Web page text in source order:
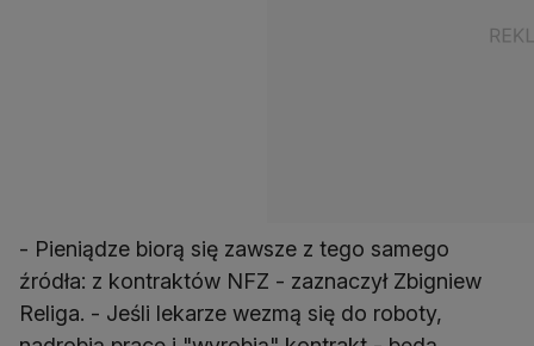
- Pieniądze biorą się zawsze z tego samego
źródła: z kontraktów NFZ - zaznaczył Zbigniew
Religa. - Jeśli lekarze wezmą się do roboty,